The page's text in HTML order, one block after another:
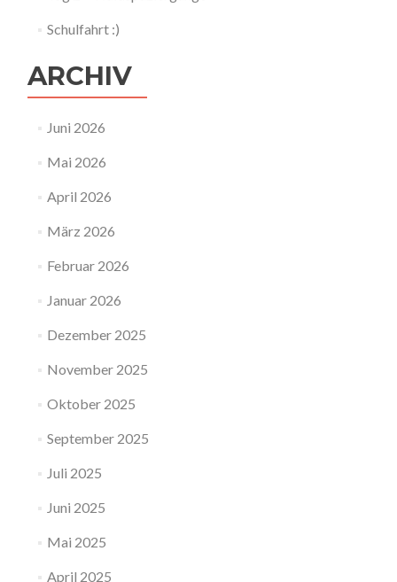
Schulfahrt :)
ARCHIV
Juni 2026
Mai 2026
April 2026
März 2026
Februar 2026
Januar 2026
Dezember 2025
November 2025
Oktober 2025
September 2025
Juli 2025
Juni 2025
Mai 2025
April 2025